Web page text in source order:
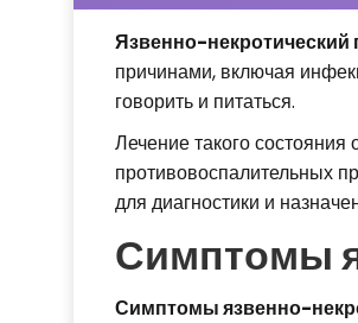
Язвенно-некротический
причинами, включая
говорить и питаться.
Лечение такого
противовоспалительных
для диагностики и
Симптомы
Симптомы язвенно-